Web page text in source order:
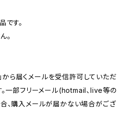
す。
。
」から届くメールを受信許可していただ
。一部フリーメール(hotmail、live等の
、購入メールが届かない場合がござ